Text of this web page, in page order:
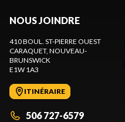
NOUS JOINDRE
410 BOUL. ST-PIERRE OUEST
CARAQUET, NOUVEAU-
BRUNSWICK
E1W 1A3
ITINÉRAIRE
506 727-6579